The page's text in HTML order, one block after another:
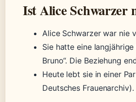
Ist Alice Schwarzer
Alice Schwarzer war nie
Sie hatte eine
Bruno“. Die Beziehung
Heute lebt sie in einer
Deutsches Frauenarchiv).